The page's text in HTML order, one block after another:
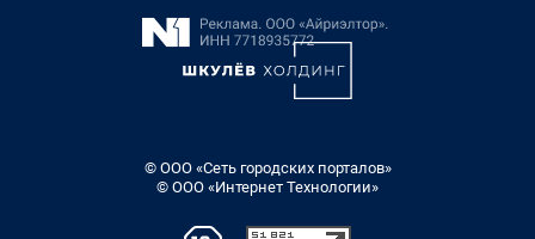
© ООО «Сеть городских порталов»
© ООО «Интернет Технологии»